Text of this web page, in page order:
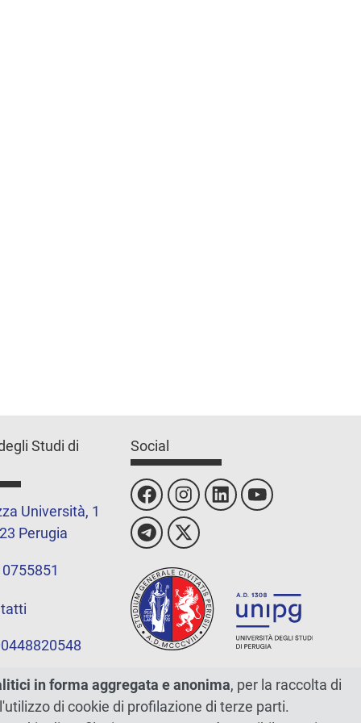
Studi di
Università, 1
Perugia
Social
in forma aggregata e anonima, per la raccolta di
di cookie di profilazione di terze parti.